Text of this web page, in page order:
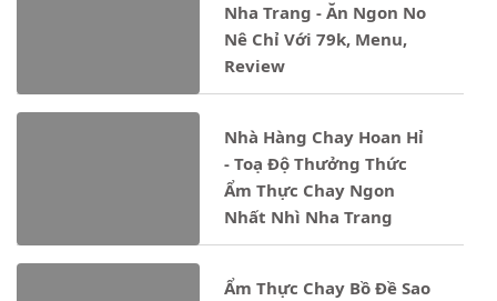
Nha Trang - Ăn Ngon No
Nê Chỉ Với 79k, Menu,
Review
Nhà Hàng Chay Hoan Hỉ
- Toạ Độ Thưởng Thức
Ẩm Thực Chay Ngon
Nhất Nhì Nha Trang
Ẩm Thực Chay Bồ Đề Sao